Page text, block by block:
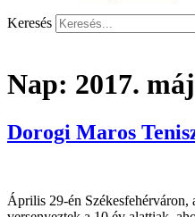
Keresés
Nap: 2017.
Dorogi Maros
Április 29-én